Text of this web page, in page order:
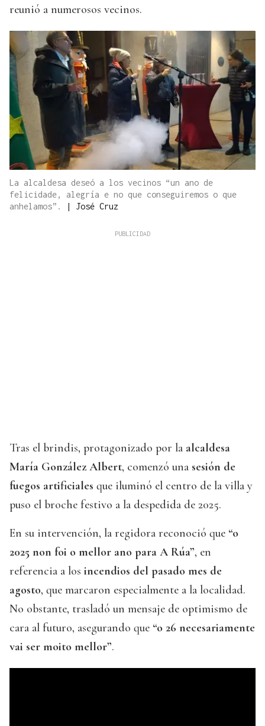
reunió a numerosos vecinos.
La alcaldesa deseó a los vecinos “un ano de
felicidade, alegría e no que conseguiremos o que
anhelamos”.
| José Cruz
Tras el brindis, protagonizado por la alcaldesa
María González Albert, comenzó una sesión de
fuegos artificiales que iluminó el centro de la villa y
puso el broche festivo a la despedida de 2025.
En su intervención, la regidora reconoció que “o
2025 non foi o mellor ano para A Rúa”, en
referencia a los incendios del pasado mes de
agosto, que marcaron especialmente a la localidad.
No obstante, trasladó un mensaje de optimismo de
cara al futuro, asegurando que “o 26 necesariamente
vai ser moito mellor”.